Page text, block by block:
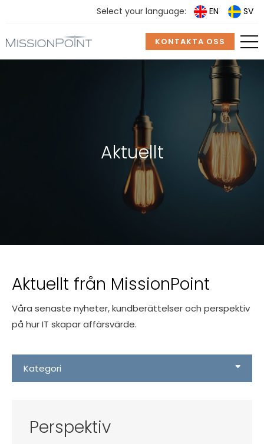
Select your language: EN SV
KONTAKTA OSS
Aktuellt
Aktuellt från MissionPoint
Våra senaste nyheter, kundberättelser och perspektiv
på hur IT skapar affärsvärde.
Kategori
Perspektiv